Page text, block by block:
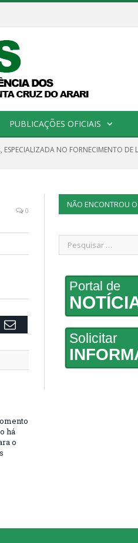
PUBLICAÇÕES OFICIAIS
NO FORNECIMENTO DE
0
Email
há
o
NÃO ENCONTROU
Portal de
Solicitar